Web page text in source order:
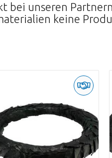
bei unseren
keine